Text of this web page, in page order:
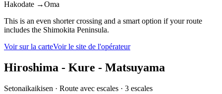
Hakodate →Oma
This is an even shorter crossing and a smart option if your route
includes the Shimokita Peninsula.
Voir sur la carteVoir le site de l'opérateur
Hiroshima - Kure - Matsuyama
Setonaikaikisen · Route avec escales · 3 escales